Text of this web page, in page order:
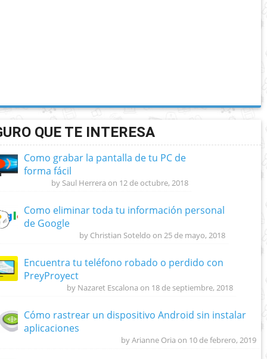
QUE TE INTERESA
Como grabar la pantalla de tu PC de
forma fácil
by Saul Herrera on 12 de octubre, 2018
Como eliminar toda tu información personal
de Google
by Christian Soteldo on 25 de mayo, 2018
Encuentra tu teléfono robado o perdido con
PreyProyect
by Nazaret Escalona on 18 de septiembre, 2018
Cómo rastrear un dispositivo Android sin instalar
aplicaciones
by Arianne Oria on 10 de febrero, 2019